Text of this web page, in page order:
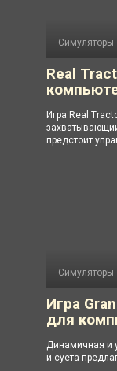
Симуляторы
Real
Игра Real
предстоит
Симуляторы
Игра
для
Динамичная и
и суета